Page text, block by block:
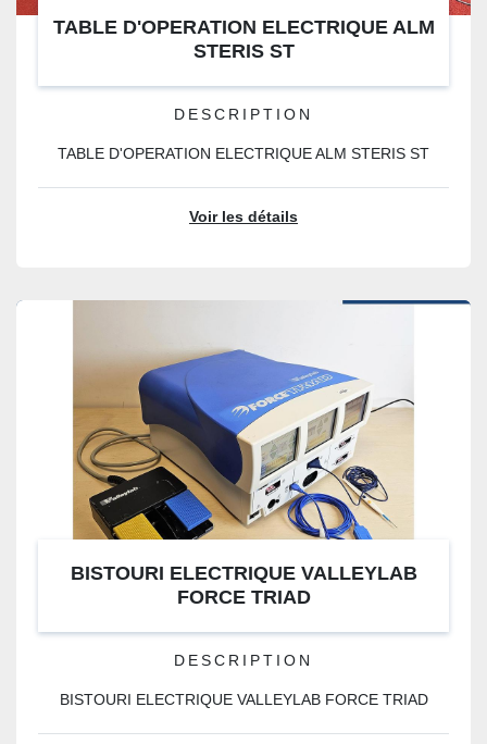
TABLE D'OPERATION ELECTRIQUE ALM
STERIS ST
DESCRIPTION
TABLE D'OPERATION ELECTRIQUE ALM STERIS ST
Voir les détails
BISTOURI ELECTRIQUE VALLEYLAB
FORCE TRIAD
DESCRIPTION
BISTOURI ELECTRIQUE VALLEYLAB FORCE TRIAD